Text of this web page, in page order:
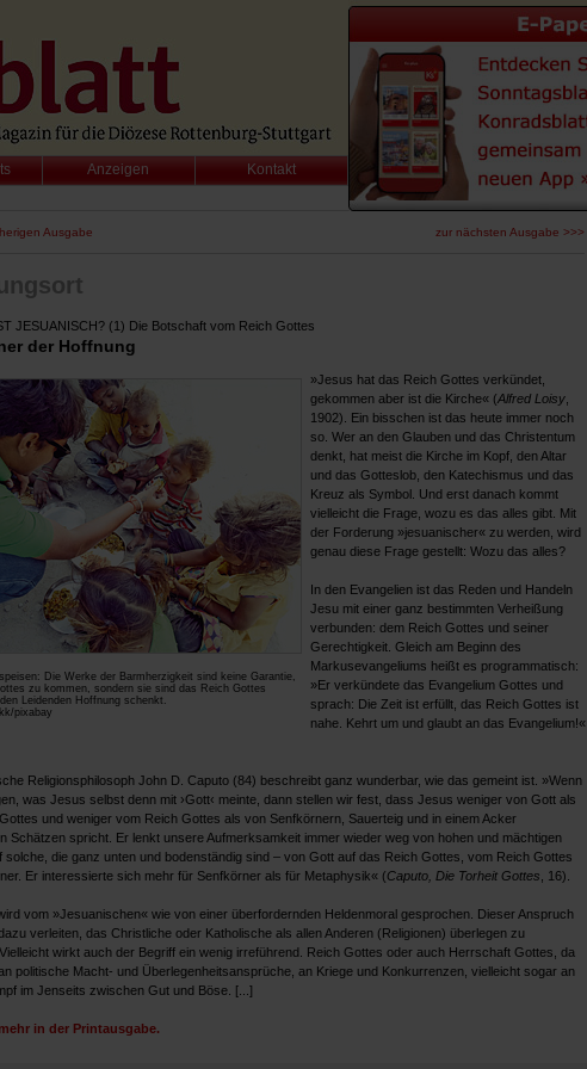
Anzeigen Kontakt
Ausgabe zur nächsten Ausgabe >>>
JESUANISCH? (1) Die Botschaft vom Reich Gottes
der Hoffnung
Die Werke der Barmherzigkeit sind keine Garantie,
zu kommen, sondern sie sind das Reich Gottes
Leidenden Hoffnung schenkt.
pixabay
»Jesus hat das Reich Gottes verkündet,
gekommen aber ist die Kirche« (Alfred Loisy,
1902). Ein bisschen ist das heute immer noch
so. Wer an den Glauben und das Christentum
denkt, hat meist die Kirche im Kopf, den Altar
und das Gotteslob, den Katechismus und das
Kreuz als Symbol. Und erst danach kommt
vielleicht die Frage, wozu es das alles gibt. Mit
der Forderung »jesuanischer« zu werden, wird
genau diese Frage gestellt: Wozu das alles?
In den Evangelien ist das Reden und Handeln
Jesu mit einer ganz bestimmten Verheißung
verbunden: dem Reich Gottes und seiner
Gerechtigkeit. Gleich am Beginn des
Markusevangeliums heißt es programmatisch:
»Er verkündete das Evangelium Gottes und
sprach: Die Zeit ist erfüllt, das Reich Gottes ist
nahe. Kehrt um und glaubt an das Evangelium!«
Religionsphilosoph John D. Caputo (84) beschreibt ganz wunderbar, wie das gemeint ist. »Wenn
was Jesus selbst denn mit ›Gott‹ meinte, dann stellen wir fest, dass Jesus weniger von Gott als
und weniger vom Reich Gottes als von Senfkörnern, Sauerteig und in einem Acker
Schätzen spricht. Er lenkt unsere Aufmerksamkeit immer wieder weg von hohen und mächtigen
solche, die ganz unten und bodenständig sind – von Gott auf das Reich Gottes, vom Reich Gottes
Er interessierte sich mehr für Senfkörner als für Metaphysik« (Caputo, Die Torheit Gottes , 16).
vom »Jesuanischen« wie von einer überfordernden Heldenmoral gesprochen. Dieser Anspruch
verleiten, das Christliche oder Katholische als allen Anderen (Religionen) überlegen zu
wirkt auch der Begriff ein wenig irreführend. Reich Gottes oder auch Herrschaft Gottes, da
politische Macht- und Überlegenheitsansprüche, an Kriege und Konkurrenzen, vielleicht sogar an
im Jenseits zwischen Gut und Böse. [...]
in der Printausgabe.